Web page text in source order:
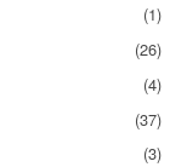
(1)
(26)
(4)
(37)
(3)